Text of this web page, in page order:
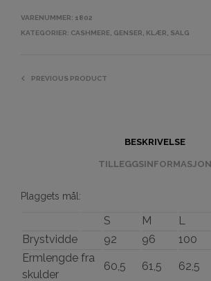
VARENUMMER: 1802
KATEGORIER: CASHMERE GENSER KLÆR SALG
PREVIOUS PRODUCT
BESKRIVELSE
TILLEGGSINFORMASJON
Plaggets mål:
S M L
Brystvidde
92 96 100
Ermlengde fra
skulder
60,5 61,5 62,5